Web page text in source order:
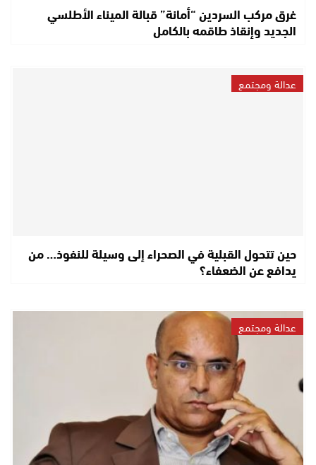
غرق مركب السردين “أمانة” قبالة الميناء الأطلسي
الجديد وإنقاذ طاقمه بالكامل
عدالة ومجتمع
حين تتحول القبلية في الصحراء إلى وسيلة للنفوذ… من
يدافع عن الضعفاء؟
عدالة ومجتمع